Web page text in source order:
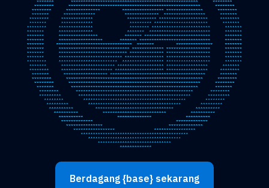
Berdagang {base} sekarang